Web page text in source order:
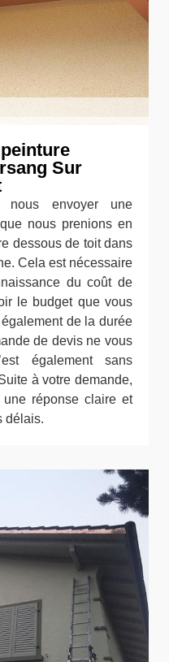
Sur
nous envoyer une
nous prenions en
dessous de toit dans
Cela est nécessaire
du coût de
le budget que vous
de la durée
de devis ne vous
également sans
à votre demande,
réponse claire et
délais.